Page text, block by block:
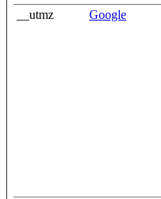
__utmz Google